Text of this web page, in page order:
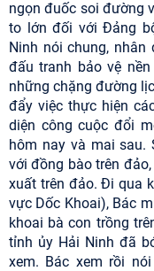
ngọn đuốc soi đường
to lớn đối với Đảng
Ninh nói chung, nhân
đấu tranh bảo vệ
những chặng đường
đẩy việc thực hiện
diện công cuộc đổi
hôm nay và mai sau.
với đồng bào trên
xuất trên đảo. Đi qua
vực Dốc Khoai), Bác
khoai bà con trồng
tỉnh ủy Hải Ninh đã
xem. Bác xem rồi